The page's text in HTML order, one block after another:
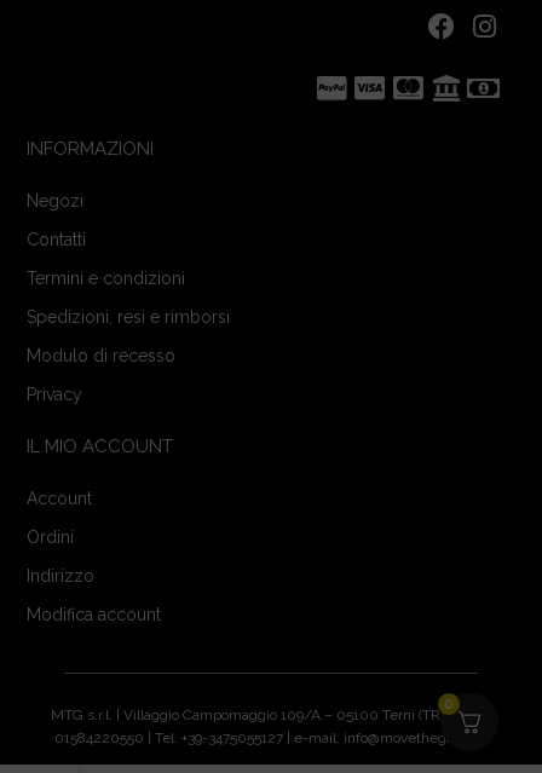
INFORMAZIONI
Negozi
Contatti
Termini e condizioni
Spedizioni, resi e rimborsi
Modulo di recesso
Privacy
IL MIO ACCOUNT
Account
Ordini
Indirizzo
Modifica account
MTG s.r.l. | Villaggio Campomaggio 109/A – 05100 Terni (TR) | P.IVA:
01584220550 | Tel: +39-3475055127 | e-mail: info@movethegame.it
0